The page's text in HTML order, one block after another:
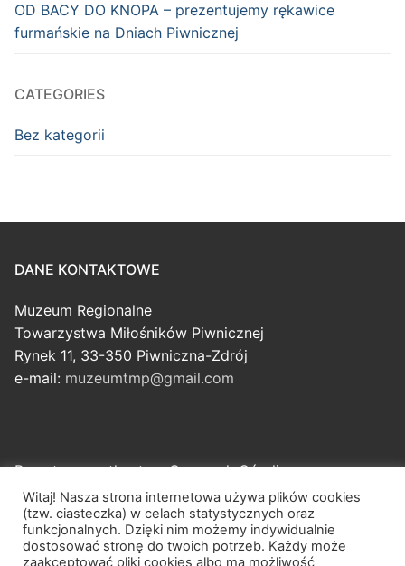
OD BACY DO KNOPA – prezentujemy rękawice
furmańskie na Dniach Piwnicznej
CATEGORIES
Bez kategorii
DANE KONTAKTOWE
Muzeum Regionalne
Towarzystwa Miłośników Piwnicznej
Rynek 11, 33-350 Piwniczna-Zdrój
e-mail: muzeumtmp@gmail.com
Przestrzenne tkactwo Czarnych Górali
Piwniczna-Zdrój
tel. 501 189 770
e-mail:urszula.lis@openlinks.pl
Witaj! Nasza strona internetowa używa plików cookies
(tzw. ciasteczka) w celach statystycznych oraz
funkcjonalnych. Dzięki nim możemy indywidualnie
dostosować stronę do twoich potrzeb. Każdy może
zaakceptować pliki cookies albo ma możliwość